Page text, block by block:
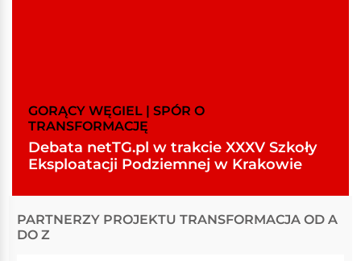
GORĄCY WĘGIEL | SPÓR O
TRANSFORMACJĘ
Debata netTG.pl w trakcie XXXV Szkoły
Eksploatacji Podziemnej w Krakowie
PARTNERZY PROJEKTU TRANSFORMACJA OD A
DO Z